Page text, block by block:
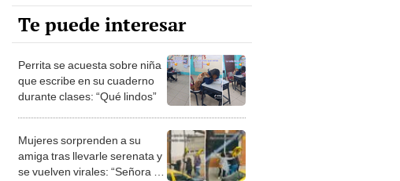
Te puede interesar
Perrita se acuesta sobre niña
que escribe en su cuaderno
durante clases: “Qué lindos”
Mujeres sorprenden a su
amiga tras llevarle serenata y
se vuelven virales: “Señora de